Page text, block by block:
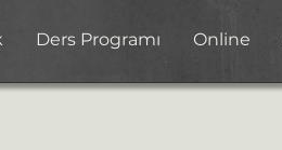
Ders Programı Online